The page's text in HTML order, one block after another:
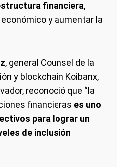
financiera,
y aumentar la
, general Counsel de la
y blockchain Koibanx,
reconoció que “la
financieras es uno
para lograr un
de inclusión